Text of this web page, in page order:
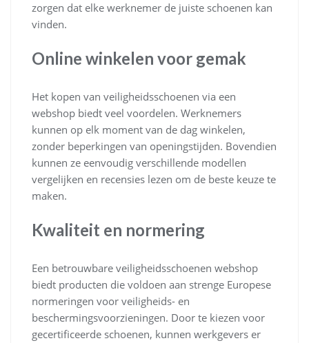
zorgen dat elke werknemer de juiste schoenen kan
vinden.
Online winkelen voor gemak
Het kopen van veiligheidsschoenen via een
webshop biedt veel voordelen. Werknemers
kunnen op elk moment van de dag winkelen,
zonder beperkingen van openingstijden. Bovendien
kunnen ze eenvoudig verschillende modellen
vergelijken en recensies lezen om de beste keuze te
maken.
Kwaliteit en normering
Een betrouwbare veiligheidsschoenen webshop
biedt producten die voldoen aan strenge Europese
normeringen voor veiligheids- en
beschermingsvoorzieningen. Door te kiezen voor
gecertificeerde schoenen, kunnen werkgevers er